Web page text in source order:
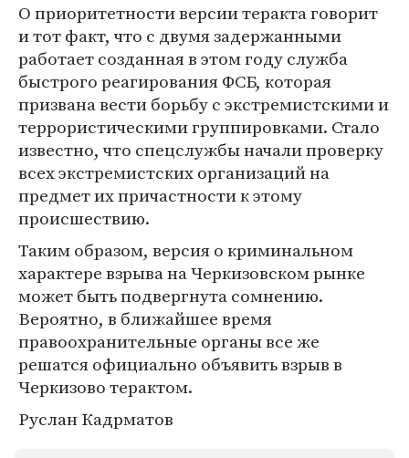
О приоритетности версии теракта говорит
и тот факт, что с двумя задержанными
работает созданная в этом году служба
быстрого реагирования ФСБ, которая
призвана вести борьбу с экстремистскими и
террористическими группировками. Стало
известно, что спецслужбы начали проверку
всех экстремистских организаций на
предмет их причастности к этому
происшествию.
Таким образом, версия о криминальном
характере взрыва на Черкизовском рынке
может быть подвергнута сомнению.
Вероятно, в ближайшее время
правоохранительные органы все же
решатся официально объявить взрыв в
Черкизово терактом.
Руслан Кадрматов